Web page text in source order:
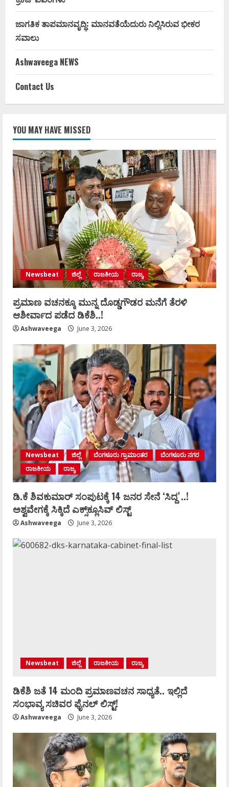
ಜಾಗತಿಕ ತಾಪಮಾನವೃದ್ಧಿ: ಮಾನವತೆಯೆದುರು ನಿಲ್ಲಿಸಿರುವ ಭೀಕರ
ಸವಾಲು
Ashwaveega NEWS
Contact Us
YOU MAY HAVE MISSED
Newsbeat ಜಿಲ್ಲೆ ರಾಜಕೀಯ ರಾಜ್ಯ
ಪ್ರಮಾಣ ವಚನಕ್ಕೂ ಮುನ್ನ ದೊಡ್ಡಗೌಡರ ಮನೆಗೆ ತೆರಳಿ
ಆಶೀರ್ವಾದ ಪಡೆದ ಡಿಕೆಶಿ..!
Ashwaveega June 3, 2026
Newsbeat ಜಿಲ್ಲೆ ಬೆಂಗಳೂರು ಗ್ರಾಮಾಂತರ
ಬೆಂಗಳೂರು ನಗರ
ರಾಜಕೀಯ
ರಾಜ್ಯ
ಡಿ.ಕೆ ಶಿವಕುಮಾರ್‌ ಸಂಪುಟಕ್ಕೆ 14 ಜನರ ಸೇನೆ ʻಸಿದ್ದʼ..!
ಅಶ್ವವೇಗಕ್ಕೆ ಸಿಕ್ಕಿದೆ ಎಕ್ಸ್‌ಕ್ಲೂಸಿವ್‌ ಲಿಸ್ಟ್‌
Ashwaveega June 3, 2026
Newsbeat ಜಿಲ್ಲೆ ರಾಜಕೀಯ ರಾಜ್ಯ
ಡಿಕೆಶಿ ಜತೆ 14 ಮಂದಿ ಪ್ರಮಾಣವಚನ ಸಾಧ್ಯತೆ.. ಇಲ್ಲಿದೆ
ಸಂಭಾವ್ಯ ಸಚಿವರ ಫೈನಲ್ ಲಿಸ್ಟ್‌!
Ashwaveega June 3, 2026